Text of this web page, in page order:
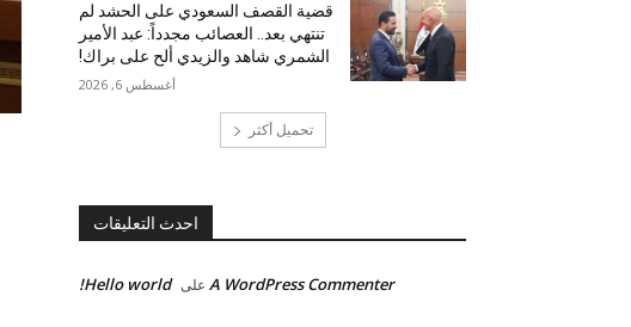
قضية القصف السعودي على الحشد لم
تنتهي بعد.. العصائب مجدداً: عبد الأمير
الشمري شاهد والزيدي ألح على براك!
أغسطس 6, 2026
تحميل أكثر
احدث التعليقات
A WordPress Commenter على Hello world!